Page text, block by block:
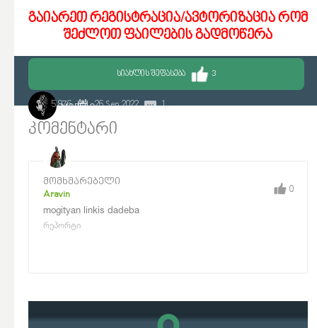
გაიარეთ რეგისტრაცია/ავტორიზაცია რომ
შეძლოთ ფაილების გადმოწერა
ᲡᲘᲐᲮᲚᲘᲡ ᲨᲔᲤᲐᲡᲔᲑᲐ 3
MORELO
5 876 26 Sep 2022 1
კომენტარი
მომხმარებელი
Aravin
mogityan linkis dadeba
რეპორტი
0